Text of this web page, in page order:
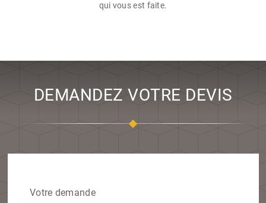
qui vous est faite.
DEMANDEZ VOTRE DEVIS
Votre demande